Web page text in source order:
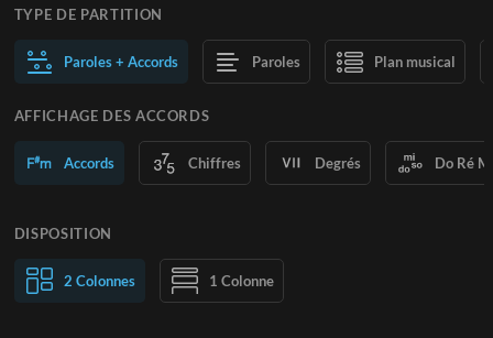
TYPE DE PARTITION
Paroles + Accords Paroles Plan musical
AFFICHAGE DES ACCORDS
Accords Chiffres Degrés Do Ré
DISPOSITION
2 Colonnes 1 Colonne